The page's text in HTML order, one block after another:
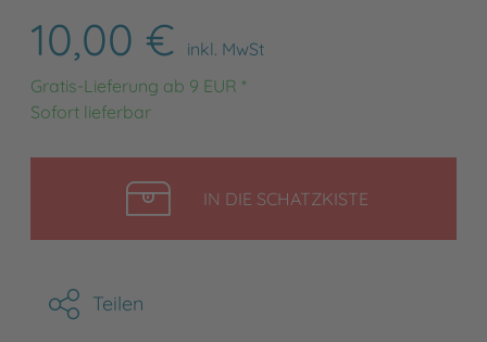
10,00 €
inkl. MwSt
Gratis-Lieferung ab 9 EUR *
Sofort lieferbar
IN DIE SCHATZKISTELEGEN
Teilen